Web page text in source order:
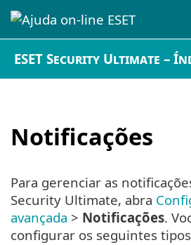
ESET Security Ultimate –
Notificações
Para gerenciar as
Security Ultimate, abra
avançada > Notificações.
configurar os seguintes